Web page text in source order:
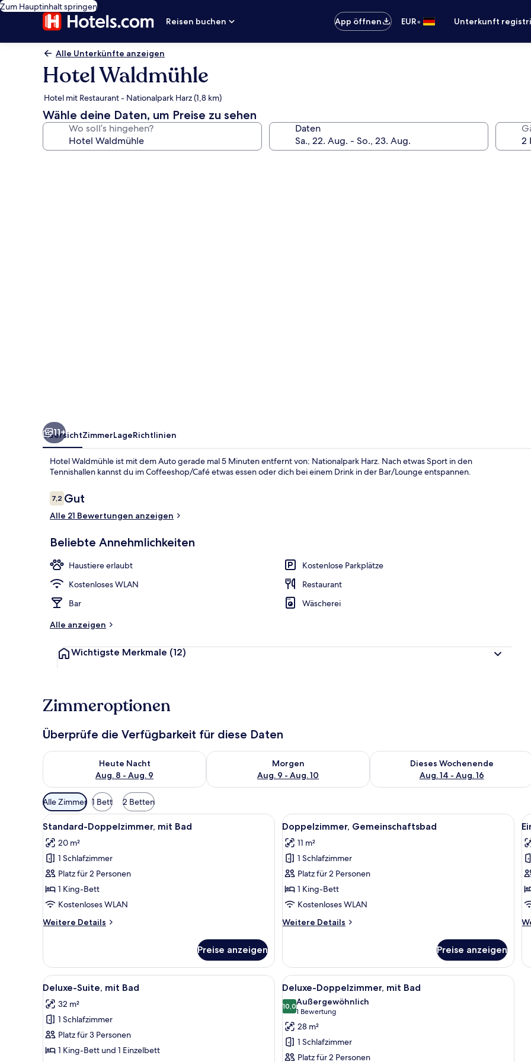
Zum Hauptinhalt springen
Reisen buchen
App öffnen EUR• Unterkunft
Alle Unterkünfte anzeigen
Hotel Waldmühle
Hotel mit Restaurant - Nationalpark Harz (1,8 km)
Wähle deine Daten, um Preise zu sehen
Wo soll’s hingehen? Daten
Bar (in der Unterkunft)
11+
ÜbersichtZimmerLageRichtlinien
Hotel Waldmühle ist mit dem Auto gerade mal 5 Minuten entfernt von: Nationalpark Harz. Nach etwas Sport in den
Tennishallen kannst du im Coffeeshop/Café etwas essen oder dich bei einem Drink in der Bar/Lounge entspannen.
Bewertungen
7,27,2 von 10.
Gut
Alle 21 Bewertungen anzeigen
Beliebte Annehmlichkeiten
Haustiere erlaubt
Kostenlose Parkplätze
Kostenloses WLAN
Restaurant
Bar
Wäscherei
Alle anzeigen
Wichtigste Merkmale (12)
Zimmeroptionen
Überprüfe die Verfügbarkeit für diese Daten
Heute Nacht
Aug. 8 - Aug. 9
Überprüfe die Verfügbarkeit für heute Nacht, Aug. 8 - Aug. 9.
Morgen
Aug. 9 - Aug. 10
Überprüfe die Verfügbarkeit für morgen, Aug. 9 - Aug. 10.
Dieses Wochenende
Aug. 14 - Aug. 16
Überprüfe die Verfügbarkeit für
Verfügbare
Filter
für
Zimmer
Alle Zimmer 1 Bett 2 Betten
Alle
Fotos
für
Standard-
Doppelzimmer,
mit
Bad
Standard-Doppelzimmer, mit Bad
2
Standard-Doppelzimmer, mit Bad
20 m²
1 Schlafzimmer
Platz für 2 Personen
1 King-Bett
Kostenloses WLAN
Weitere Details
Weitere
Doppelzimmer,
mit
Bad
Preise anzeigen
Alle
Fotos
für
Doppelzimmer,
Gemeinschaftsbad
anzeigen
Doppelzimmer, Gemeinschaftsbad
3
Doppelzimmer, Gemeinschaftsbad
11 m²
1 Schlafzimmer
Platz für 2 Personen
1 King-Bett
Kostenloses WLAN
Weitere Details
Weitere
Gemeinschaftsbad
Preise anzeigen
Alle
Fotos
für
Deluxe-
Suite,
mit
2
Deluxe-Suite, mit Bad
32 m²
1 Schlafzimmer
Platz für 3 Personen
1 King-Bett und 1 Einzelbett
Alle
Fotos
für
Deluxe-
Doppelzimmer,
mit
2
Deluxe-Doppelzimmer, mit Bad
10,010,0 von 10
Außergewöhnlich
1 Bewertung
(1
Bewertung)
28 m²
1 Schlafzimmer
Platz für 2 Personen